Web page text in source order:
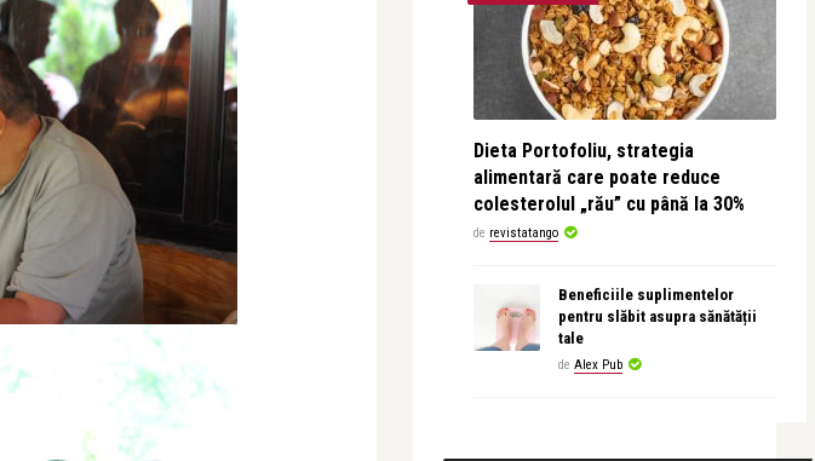
Dieta Portofoliu, strategia
alimentară care poate reduce
colesterolul „rău” cu până la 30%
de revistatango
Beneficiile suplimentelor
pentru slăbit asupra sănătății
tale
de Alex Pub